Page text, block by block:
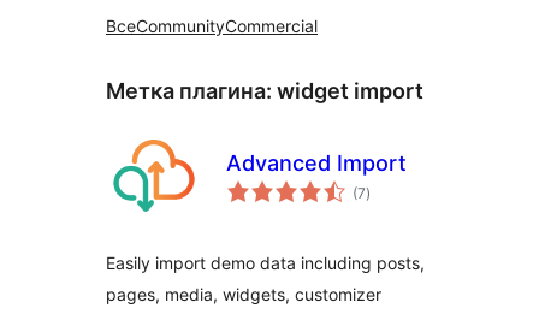
ВсеCommunityCommercial
Метка плагина: widget import
Advanced Import
(7общий
рейтинг
)
Easily import demo data including posts,
pages, media, widgets, customizer